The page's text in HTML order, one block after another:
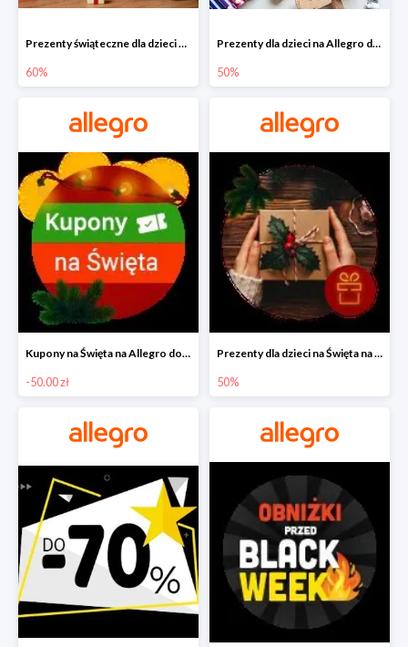
Prezenty świąteczne dla dzieci na Allegro do -60%
60%
Prezenty dla dzieci na Allegro do -50%
50%
Kupony na Święta na Allegro do -50 zł
-50.00 zł
Prezenty dla dzieci na Święta na Allegro do -50%
50%